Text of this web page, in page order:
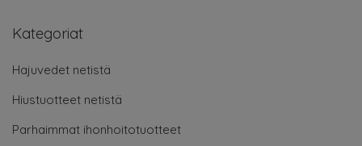
Kategoriat
Hajuvedet netistä
Hiustuotteet netistä
Parhaimmat ihonhoitotuotteet